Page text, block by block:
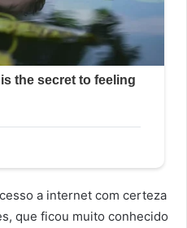
a internet com certeza
que ficou muito conhecido